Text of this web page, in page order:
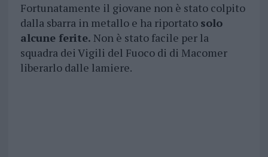
Fortunatamente il giovane non è stato colpito
dalla sbarra in metallo e ha riportato solo
alcune ferite. Non è stato facile per la
squadra dei Vigili del Fuoco di di Macomer
liberarlo dalle lamiere.